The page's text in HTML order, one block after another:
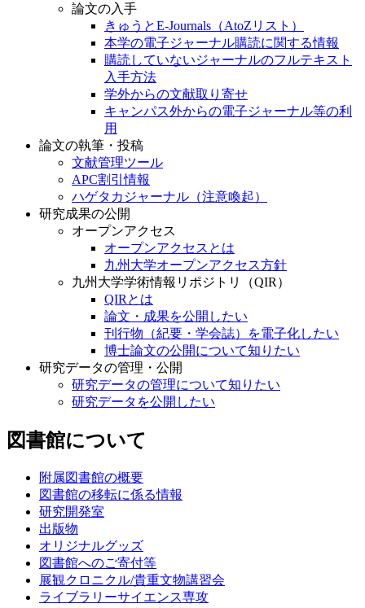
論文の入手
きゅうとE-Journals（AtoZリスト）
本学の電子ジャーナル購読に関する情報
購読していないジャーナルのフルテキスト
入手方法
学外からの文献取り寄せ
キャンパス外からの電子ジャーナル等の利
用
論文の執筆・投稿
文献管理ツール
APC割引情報
ハゲタカジャーナル（注意喚起）
研究成果の公開
オープンアクセス
オープンアクセスとは
九州大学オープンアクセス方針
九州大学学術情報リポジトリ（QIR）
QIRとは
論文・成果を公開したい
刊行物（紀要・学会誌）を電子化したい
博士論文の公開について知りたい
研究データの管理・公開
研究データの管理について知りたい
研究データを公開したい
図書館について
附属図書館の概要
図書館の移転に係る情報
研究開発室
出版物
オリジナルグッズ
図書館へのご寄付等
展観クロニクル/貴重文物講習会
ライブラリーサイエンス専攻